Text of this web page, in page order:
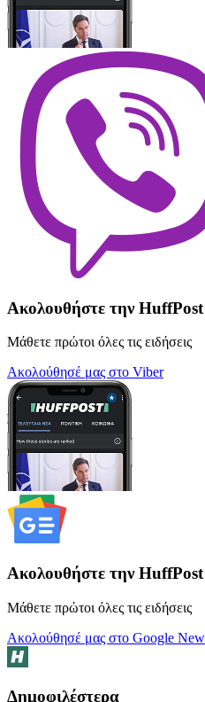
Ακολουθήστε την
Μάθετε πρώτοι όλες τις ειδήσεις
Ακολούθησέ μας στο Viber
Ακολουθήστε την
Μάθετε πρώτοι όλες τις ειδήσεις
Ακολούθησέ μας στο Google
Δημοφιλέστερα